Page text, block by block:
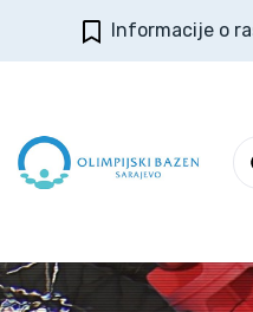
Informacije o